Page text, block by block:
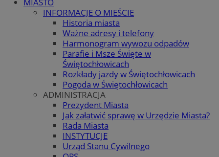
INFORMACJE O MIEŚCIE
Historia miasta
Ważne adresy i telefony
Harmonogram wywozu odpadów
Parafie i Msze Święte w
Świętochłowicach
Rozkłady jazdy w Świętochłowicach
Pogoda w Świętochłowicach
ADMINISTRACJA
Prezydent Miasta
Jak załatwić sprawę w Urzędzie Miasta?
Rada Miasta
INSTYTUCJE
Urząd Stanu Cywilnego